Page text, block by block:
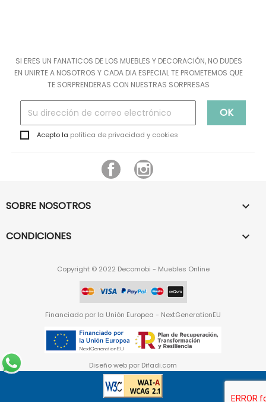
SI ERES UN FANATICOS DE LOS MUEBLES Y DECORACIÓN, NO DUDES
EN UNIRTE A NOSOTROS Y CADA DIA ESPECIAL TE PROMETEMOS QUE
TE SORPRENDERAS CON NUESTRAS SORPRESAS
Acepto la política de privacidad y cookies
Facebook
SOBRE NOSOTROS 
CONDICIONES 
Copyright © 2022 Decomobi - Muebles Online
Financiado por la Unión Europea - NextGenerationEU
Diseño web por Difadi.com